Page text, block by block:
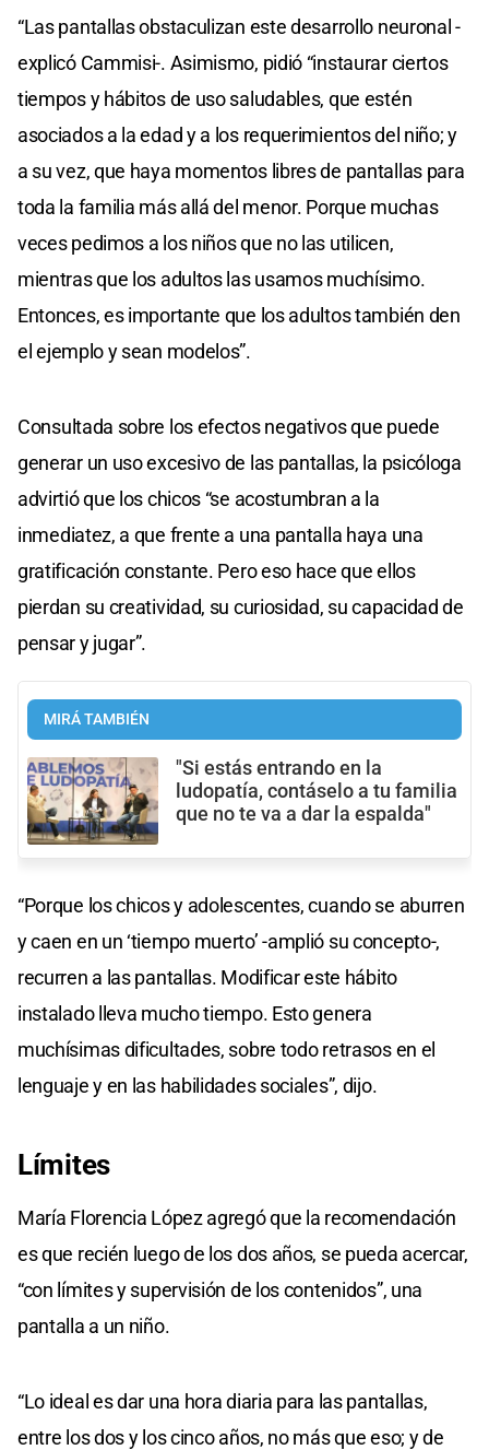
“Las pantallas obstaculizan este desarrollo neuronal -
explicó Cammisi-. Asimismo, pidió “instaurar ciertos
tiempos y hábitos de uso saludables, que estén
asociados a la edad y a los requerimientos del niño; y
a su vez, que haya momentos libres de pantallas para
toda la familia más allá del menor. Porque muchas
veces pedimos a los niños que no las utilicen,
mientras que los adultos las usamos muchísimo.
Entonces, es importante que los adultos también den
el ejemplo y sean modelos”.
Consultada sobre los efectos negativos que puede
generar un uso excesivo de las pantallas, la psicóloga
advirtió que los chicos “se acostumbran a la
inmediatez, a que frente a una pantalla haya una
gratificación constante. Pero eso hace que ellos
pierdan su creatividad, su curiosidad, su capacidad de
pensar y jugar”.
MIRÁ TAMBIÉN
"Si estás entrando en la
ludopatía, contáselo a tu familia
que no te va a dar la espalda"
“Porque los chicos y adolescentes, cuando se aburren
y caen en un ‘tiempo muerto’ -amplió su concepto-,
recurren a las pantallas. Modificar este hábito
instalado lleva mucho tiempo. Esto genera
muchísimas dificultades, sobre todo retrasos en el
lenguaje y en las habilidades sociales”, dijo.
Límites
María Florencia López agregó que la recomendación
es que recién luego de los dos años, se pueda acercar,
“con límites y supervisión de los contenidos”, una
pantalla a un niño.
“Lo ideal es dar una hora diaria para las pantallas,
entre los dos y los cinco años, no más que eso; y de